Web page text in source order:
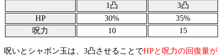
1凸
3凸
HP
30%
35%
呪力
10 15
呪いとシャボン玉は、3凸させることでHPと呪力の回復量が